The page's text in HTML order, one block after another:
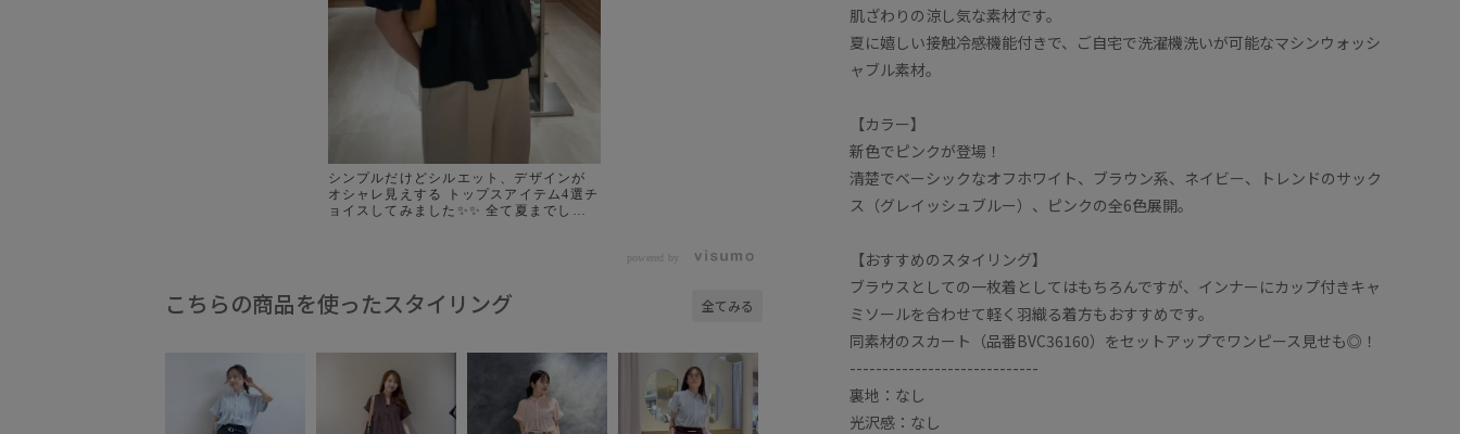
シンプルだけどシルエット、デザインが
オシャレ見えする トップスアイテム4選チ
ョイスしてみました✨✨ 全て夏までしっ
ピコピンタック半袖ブラウス ④ウエスト
タックペプラム半袖シャツブラウス ． ．
powered by
こちらの商品を使ったスタイリング 全てみる
肌ざわりの涼し気な素材です。
夏に嬉しい接触冷感機能付きで、ご自宅で洗濯機洗いが可能なマシンウォッシ
ャブル素材。
【カラー】
新色でピンクが登場！
清楚でベーシックなオフホワイト、ブラウン系、ネイビー、トレンドのサック
ス（グレイッシュブルー）、ピンクの全6色展開。
【おすすめのスタイリング】
ブラウスとしての一枚着としてはもちろんですが、インナーにカップ付きキャ
ミソールを合わせて軽く羽織る着方もおすすめです。
同素材のスカート（品番BVC36160）をセットアップでワンピース見せも◎！
-----------------------------
裏地：なし
光沢感：なし